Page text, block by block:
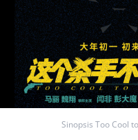
Sinopsis Too Cool